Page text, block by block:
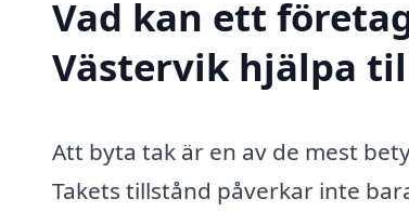
Vad kan ett
Västervik hjälpa
Att byta tak är en av de mest
Takets tillstånd påverkar inte